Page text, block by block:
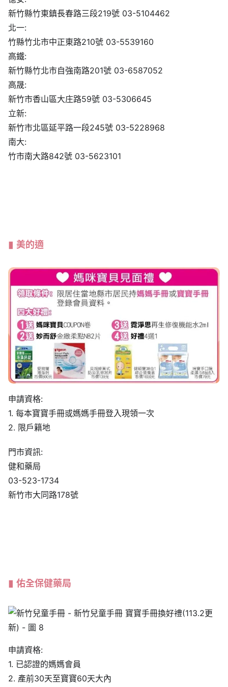
新竹縣竹東鎮長春路三段219號 03-5104462
北一:
竹縣竹北市中正東路210號 03-5539160
高鐵:
新竹縣竹北市自強南路201號 03-6587052
高晟:
新竹市香山區大庄路59號 03-5306645
立新:
新竹市北區延平路一段245號 03-5228968
南大:
竹市南大路842號 03-5623101
美的適
申請資格:
1. 每本寶寶手冊或媽媽手冊登入現領一次
2. 限戶籍地
門市資訊:
健和藥局
03-523-1734
新竹市大同路178號
佑全保健藥局
申請資格:
1. 已認證的媽媽會員
2. 產前30天至寶寶60天大內